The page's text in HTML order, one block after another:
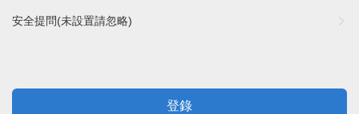
安全提問(未設置請忽略)
登錄